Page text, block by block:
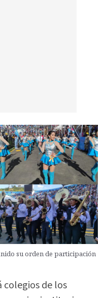
su orden de participación
colegios de los